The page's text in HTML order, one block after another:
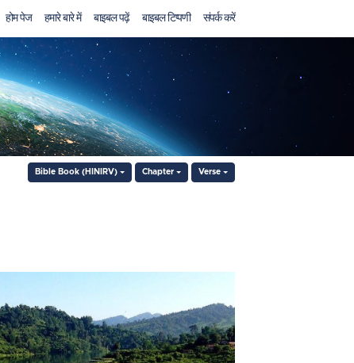
होम पेज हमारे बारे में बाइबल पढ़ें बाइबल टिप्पणी संपर्क करें
Bible Book (HINIRV) Chapter Verse